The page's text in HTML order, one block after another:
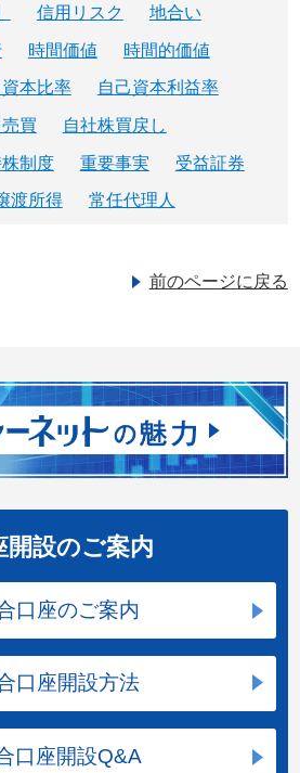
信用リスク 地合い
時間価値 時間的価値
資本比率 自己資本利益率
買 自社株買戻し
制度 重要事実 受益証券
渡所得 常任代理人
前のページに戻る
開設のご案内
口座のご案内
口座開設方法
口座開設Q&A